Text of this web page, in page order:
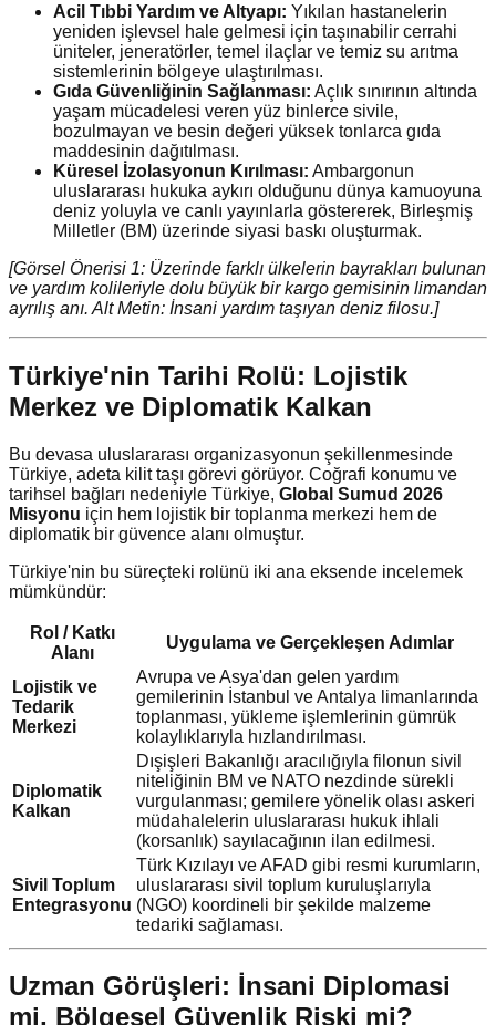
Acil Tıbbi Yardım ve Altyapı: Yıkılan hastanelerin
yeniden işlevsel hale gelmesi için taşınabilir cerrahi
üniteler, jeneratörler, temel ilaçlar ve temiz su arıtma
sistemlerinin bölgeye ulaştırılması.
Gıda Güvenliğinin Sağlanması: Açlık sınırının altında
yaşam mücadelesi veren yüz binlerce sivile,
bozulmayan ve besin değeri yüksek tonlarca gıda
maddesinin dağıtılması.
Küresel İzolasyonun Kırılması: Ambargonun
uluslararası hukuka aykırı olduğunu dünya kamuoyuna
deniz yoluyla ve canlı yayınlarla göstererek, Birleşmiş
Milletler (BM) üzerinde siyasi baskı oluşturmak.
[Görsel Önerisi 1: Üzerinde farklı ülkelerin bayrakları bulunan
ve yardım kolileriyle dolu büyük bir kargo gemisinin limandan
ayrılış anı. Alt Metin: İnsani yardım taşıyan deniz filosu.]
Türkiye'nin Tarihi Rolü: Lojistik
Merkez ve Diplomatik Kalkan
Bu devasa uluslararası organizasyonun şekillenmesinde
Türkiye, adeta kilit taşı görevi görüyor. Coğrafi konumu ve
tarihsel bağları nedeniyle Türkiye, Global Sumud 2026
Misyonu için hem lojistik bir toplanma merkezi hem de
diplomatik bir güvence alanı olmuştur.
Türkiye'nin bu süreçteki rolünü iki ana eksende incelemek
mümkündür:
Rol / Katkı
Alanı
Uygulama ve Gerçekleşen Adımlar
Lojistik ve
Tedarik
Merkezi
Avrupa ve Asya'dan gelen yardım
gemilerinin İstanbul ve Antalya limanlarında
toplanması, yükleme işlemlerinin gümrük
kolaylıklarıyla hızlandırılması.
Diplomatik
Kalkan
Dışişleri Bakanlığı aracılığıyla filonun sivil
niteliğinin BM ve NATO nezdinde sürekli
vurgulanması; gemilere yönelik olası askeri
müdahalelerin uluslararası hukuk ihlali
(korsanlık) sayılacağının ilan edilmesi.
Sivil Toplum
Entegrasyonu
Türk Kızılayı ve AFAD gibi resmi kurumların,
uluslararası sivil toplum kuruluşlarıyla
(NGO) koordineli bir şekilde malzeme
tedariki sağlaması.
Uzman Görüşleri: İnsani Diplomasi
mi, Bölgesel Güvenlik Riski mi?